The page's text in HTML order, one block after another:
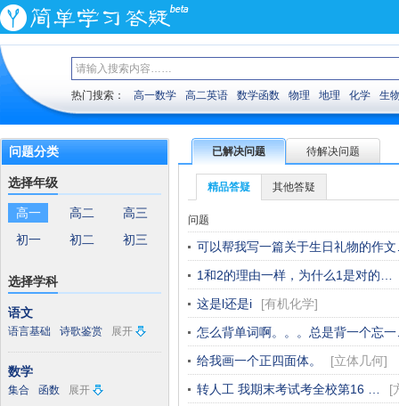
热门搜索： 高一数学 高二英语 数学函数 物理 地理 化学 生
问题分类
选择年级
高一 高二
高三
初一
初二 初三
选择学科
语文
语言基础 诗歌鉴赏 展开
数学
集合 函数 展开
已解决问题 待解决问题
精品答疑 其他答疑
问题
可以帮我写一篇关于生日礼物的作
1和2的理由一样，为什么1是对的…
这是l还是i
[有机化学]
怎么背单词啊。。。总是背一个忘
给我画一个正四面体。
[立体几何]
转人工 我期末考试考全校第16 …
[